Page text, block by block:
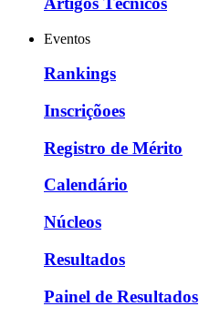
Eventos
Rankings
Inscriçõoes
Registro de Mérito
Calendário
Núcleos
Resultados
Painel de Resultados